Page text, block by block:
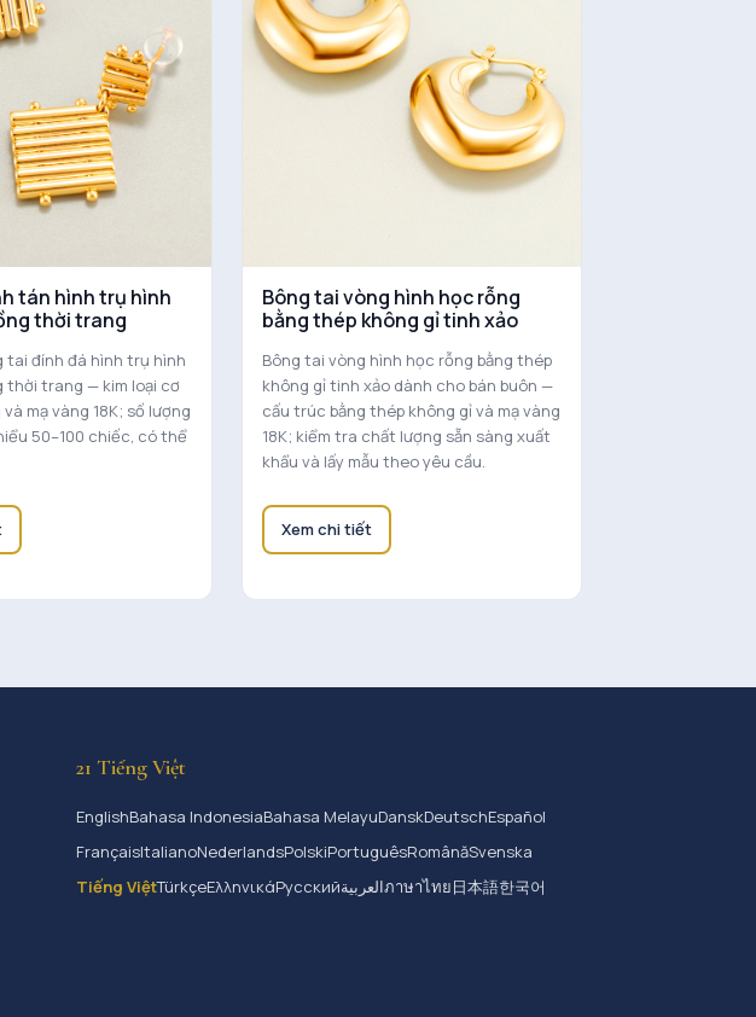
tán hình trụ hình
thời trang
tai đính đá hình trụ hình
thời trang — kim loại cơ
mạ vàng 18K; số lượng
50–100 chiếc, có thể
Bông tai vòng hình học rỗng
bằng thép không gỉ tinh xảo
Bông tai vòng hình học rỗng bằng thép
không gỉ tinh xảo dành cho bán buôn —
cấu trúc bằng thép không gỉ và mạ vàng
18K; kiểm tra chất lượng sẵn sàng xuất
khẩu và lấy mẫu theo yêu cầu.
Xem chi tiết
21 Tiếng Việt
EnglishBahasa IndonesiaBahasa MelayuDanskDeutschEspañol
FrançaisItalianoNederlandsPolskiPortuguêsRomânăSvenska
Tiếng ViệtTürkçeΕλληνικάРусскийالعربيةภาษาไทย日本語한국어